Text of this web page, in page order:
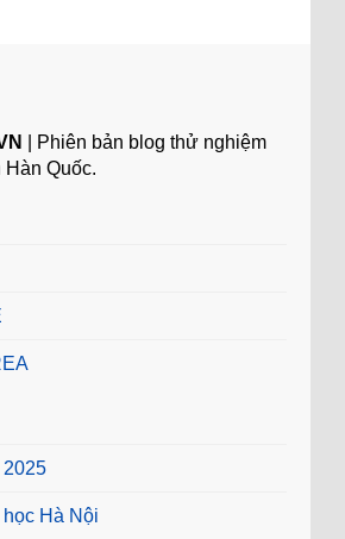
| Phiên bản blog thử nghiệm
Quốc.
2025
Hà Nội